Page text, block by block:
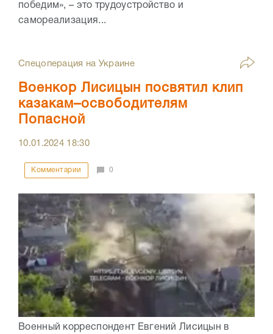
победим», – это трудоустройство и
самореализация...
Спецоперация на Украине
Военкор Лисицын посвятил клип
казакам–освободителям
Попасной
10.01.2024 18:30
Комментарии 0
Военный корреспондент Евгений Лисицын в